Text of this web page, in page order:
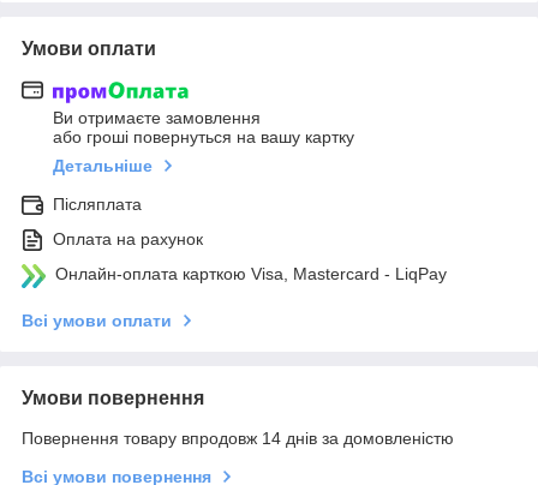
Умови оплати
Ви отримаєте замовлення
або гроші повернуться на вашу картку
Детальніше
Післяплата
Оплата на рахунок
Онлайн-оплата карткою Visa, Mastercard - LiqPay
Всі умови оплати
Умови повернення
Повернення товару впродовж 14 днів за домовленістю
Всі умови повернення